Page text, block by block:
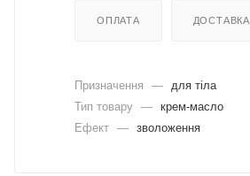
ОПЛАТА ДОСТАВКА
Призначення —
для тіла
Тип товару — крем-масло
Ефект — зволоження